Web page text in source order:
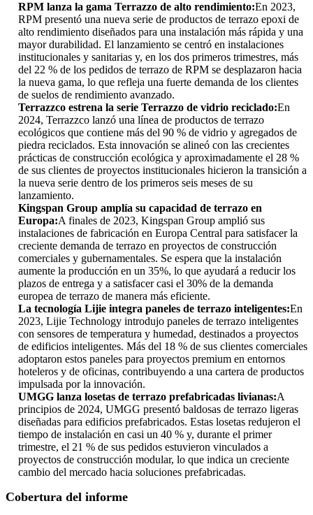
RPM lanza la gama Terrazzo de alto rendimiento:En 2023,
RPM presentó una nueva serie de productos de terrazo epoxi de
alto rendimiento diseñados para una instalación más rápida y una
mayor durabilidad. El lanzamiento se centró en instalaciones
institucionales y sanitarias y, en los dos primeros trimestres, más
del 22 % de los pedidos de terrazo de RPM se desplazaron hacia
la nueva gama, lo que refleja una fuerte demanda de los clientes
de suelos de rendimiento avanzado.
Terrazzco estrena la serie Terrazzo de vidrio reciclado:En
2024, Terrazzco lanzó una línea de productos de terrazo
ecológicos que contiene más del 90 % de vidrio y agregados de
piedra reciclados. Esta innovación se alineó con las crecientes
prácticas de construcción ecológica y aproximadamente el 28 %
de sus clientes de proyectos institucionales hicieron la transición a
la nueva serie dentro de los primeros seis meses de su
lanzamiento.
Kingspan Group amplía su capacidad de terrazo en
Europa:A finales de 2023, Kingspan Group amplió sus
instalaciones de fabricación en Europa Central para satisfacer la
creciente demanda de terrazo en proyectos de construcción
comerciales y gubernamentales. Se espera que la instalación
aumente la producción en un 35%, lo que ayudará a reducir los
plazos de entrega y a satisfacer casi el 30% de la demanda
europea de terrazo de manera más eficiente.
La tecnología Lijie integra paneles de terrazo inteligentes:En
2023, Lijie Technology introdujo paneles de terrazo inteligentes
con sensores de temperatura y humedad, destinados a proyectos
de edificios inteligentes. Más del 18 % de sus clientes comerciales
adoptaron estos paneles para proyectos premium en entornos
hoteleros y de oficinas, contribuyendo a una cartera de productos
impulsada por la innovación.
UMGG lanza losetas de terrazo prefabricadas livianas:A
principios de 2024, UMGG presentó baldosas de terrazo ligeras
diseñadas para edificios prefabricados. Estas losetas redujeron el
tiempo de instalación en casi un 40 % y, durante el primer
trimestre, el 21 % de sus pedidos estuvieron vinculados a
proyectos de construcción modular, lo que indica un creciente
cambio del mercado hacia soluciones prefabricadas.
Cobertura del informe